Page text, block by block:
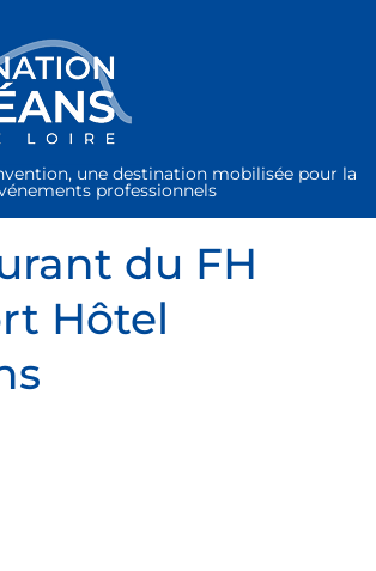
une destination mobilisée pour la
professionnels
du FH
Hôtel